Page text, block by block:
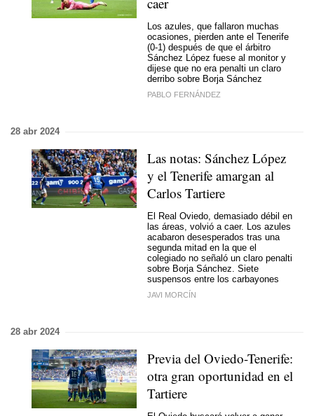
Los azules, que fallaron muchas
ocasiones, pierden ante el Tenerife
(0-1) después de que el árbitro
Sánchez López fuese al monitor y
dijese que no era penalti un claro
derribo sobre Borja Sánchez
PABLO FERNÁNDEZ
28 abr 2024
Las notas: Sánchez López
y el Tenerife amargan al
Carlos Tartiere
El Real Oviedo, demasiado débil en
las áreas, volvió a caer. Los azules
acabaron desesperados tras una
segunda mitad en la que el
colegiado no señaló un claro penalti
sobre Borja Sánchez. Siete
suspensos entre los carbayones
JAVI MORCÍN
28 abr 2024
Previa del Oviedo-Tenerife:
otra gran oportunidad en el
Tartiere